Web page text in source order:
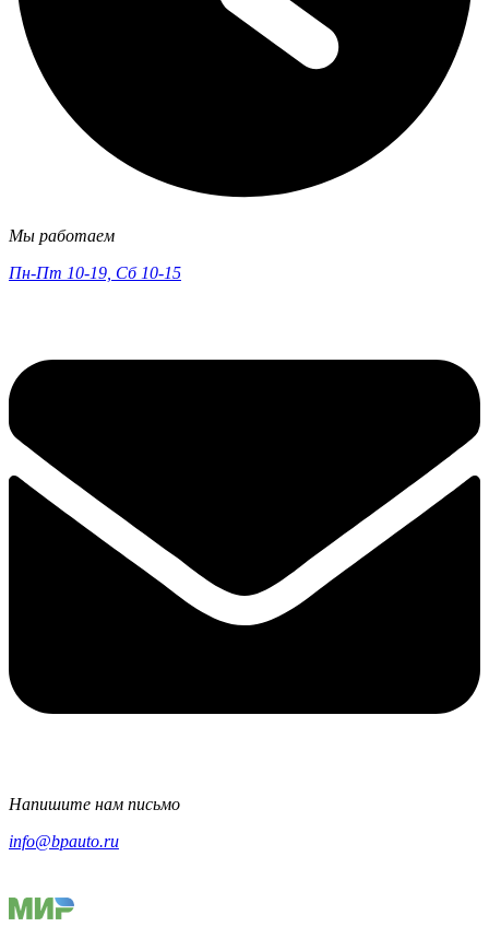
Мы работаем
Пн-Пт 10-19, Сб 10-15
Напишите нам письмо
info@bpauto.ru